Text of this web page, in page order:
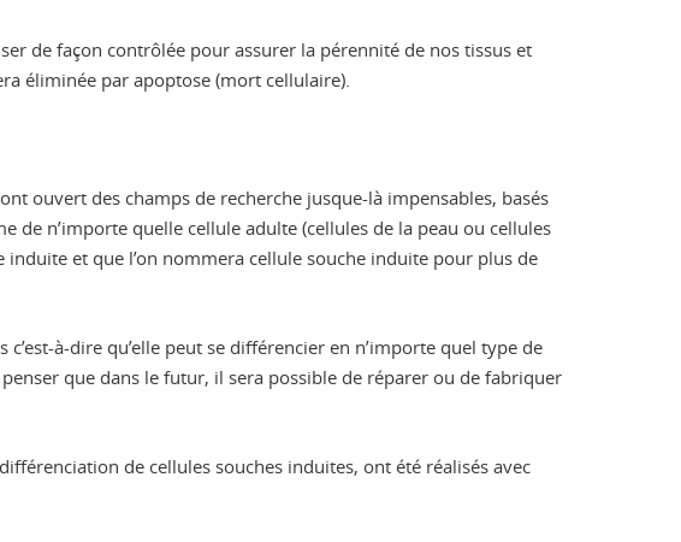
de façon contrôlée pour assurer la pérennité de nos tissus et
éliminée par apoptose (mort cellulaire).
ouvert des champs de recherche jusque-là impensables, basés
de n’importe quelle cellule adulte (cellules de la peau ou cellules
et que l’on nommera cellule souche induite pour plus de
à-dire qu’elle peut se différencier en n’importe quel type de
que dans le futur, il sera possible de réparer ou de fabriquer
de cellules souches induites, ont été réalisés avec